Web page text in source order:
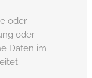
oder
oder
Daten im